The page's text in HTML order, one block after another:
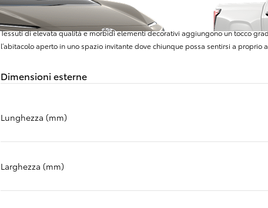
MESE
Tessuti di elevata qualità e morbidi elementi decorativi aggiungono un tocco
l’abitacolo aperto in uno spazio invitante dove chiunque possa sentirsi a proprio
Dimensioni esterne
Lunghezza (mm)
Larghezza (mm)